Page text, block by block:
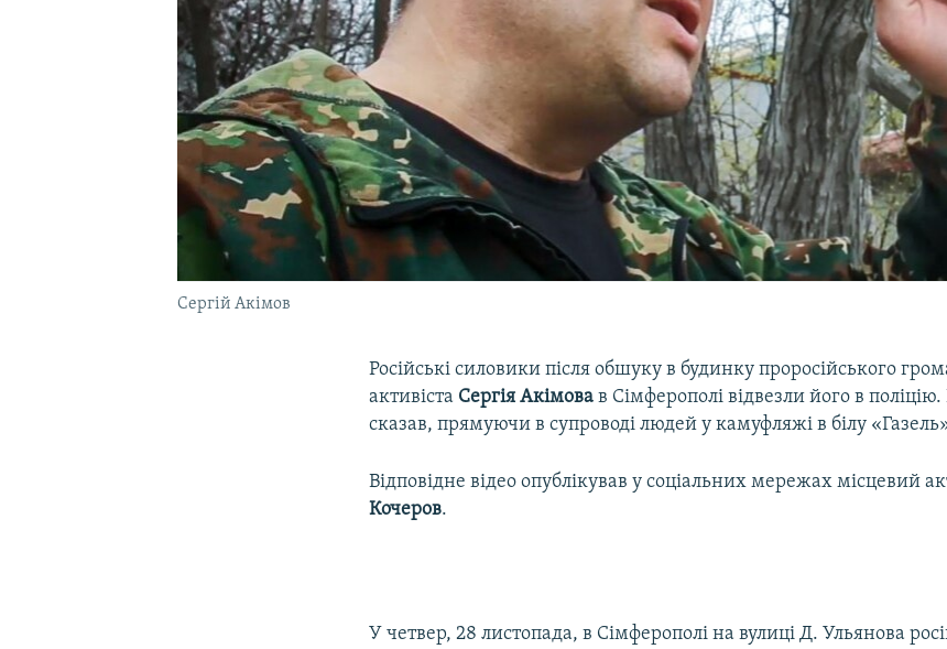
Сергій Акімов
Російські силовики після обшуку в будинку проросійського
активіста Сергія Акімова в Сімферополі відвезли його в
сказав, прямуючи в супроводі людей у камуфляжі в білу
Відповідне відео опублікував у соціальних мережах місцевий
Кочеров.
У четвер, 28 листопада, в Сімферополі на вулиці Д. Ульянова